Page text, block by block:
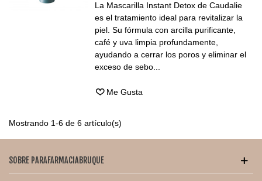
La Mascarilla Instant Detox de Caudalie
es el tratamiento ideal para revitalizar la
piel. Su fórmula con arcilla purificante,
café y uva limpia profundamente,
ayudando a cerrar los poros y eliminar el
exceso de sebo...
Me Gusta
Mostrando 1-6 de 6 artículo(s)
SOBRE PARAFARMACIABRUQUE